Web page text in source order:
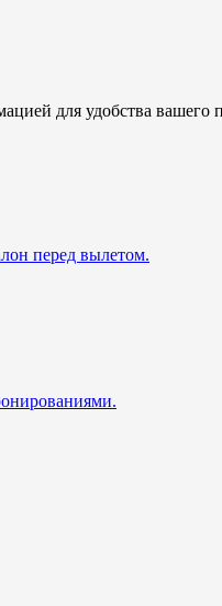
для удобства
перед вылетом.